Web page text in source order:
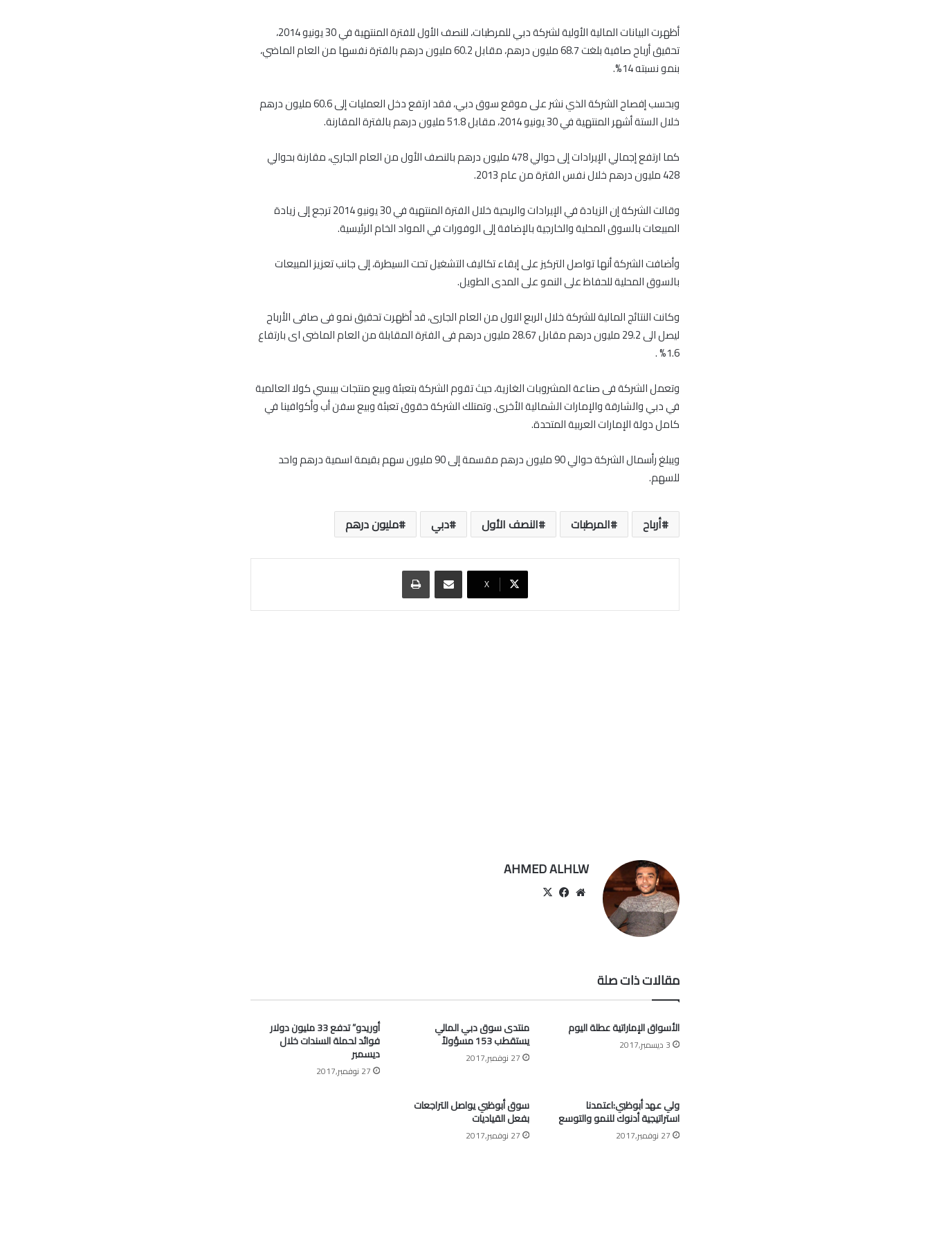
أظهرت البيانات المالية الأولية لشركة دبي للمرطبات، للنصف الأول للفترة المنتهية في 30 يونيو 2014،
تحقيق أرباح صافية بلغت 68.7 مليون درهم، مقابل 60.2 مليون درهم بالفترة نفسها من العام الماضي،
بنمو نسبته 14%.
وبحسب إفصاح الشركة الذي نشر على موقع سوق دبي، فقد ارتفع دخل العمليات إلى 60.6 مليون درهم
خلال الستة أشهر المنتهية في 30 يونيو 2014، مقابل 51.8 مليون درهم بالفترة المقارنة.
كما ارتفع إجمالي الإيرادات إلى حوالي 478 مليون درهم بالنصف الأول من العام الجاري، مقارنة بحوالي
428 مليون درهم خلال نفس الفترة من عام 2013.
وقالت الشركة إن الزيادة في الإيرادات والربحية خلال الفترة المنتهية في 30 يونيو 2014 ترجع إلى زيادة
المبيعات بالسوق المحلية والخارجية بالإضافة إلى الوفورات في المواد الخام الرئيسية.
وأضافت الشركة أنها تواصل التركيز على إبقاء تكاليف التشغيل تحت السيطرة، إلى جانب تعزيز المبيعات
بالسوق المحلية للحفاظ على النمو على المدى الطويل.
وكانت النتائج المالية للشركة خلال الربع الاول من العام الجارى، قد أظهرت تحقيق نمو فى صافى الأرباح
ليصل الى 29.2 مليون درهم مقابل 28.67 مليون درهم فى الفترة المقابلة من العام الماضى اى بارتفاع
1.6% .
وتعمل الشركة فى صناعة المشروبات الغازية، حيث تقوم الشركة بتعبئة وبيع منتجات بيبسي كولا العالمية
في دبي والشارقة والإمارات الشمالية الأخرى. وتمتلك الشركة حقوق تعبئة وبيع سفن أب وأكوافينا في
كامل دولة الإمارات العربية المتحدة.
ويبلغ رأسمال الشركة حوالي 90 مليون درهم مقسمة إلى 90 مليون سهم بقيمة اسمية درهم واحد
للسهم.
أرباح المرطبات النصف الأول دبي مليون درهم
‫X
مشاركة عبر البريد طباعة
AHMED ALHLW
موقعفيسبوك
مقالات ذات صلة
الأسواق الإماراتية عطلة اليوم
3 ديسمبر,2017
منتدى سوق دبي المالي
يستقطب 153 مسؤولاً
27 نوفمبر,2017
أوريدو” تدفع 33 مليون دولار
فوائد لحملة السندات خلال
ديسمبر
27 نوفمبر,2017
ولي عهد أبوظبي:اعتمدنا
استراتيجية أدنوك للنمو والتوسع
27 نوفمبر,2017
سوق أبوظبي يواصل التراجعات
بفعل القياديات
27 نوفمبر,2017